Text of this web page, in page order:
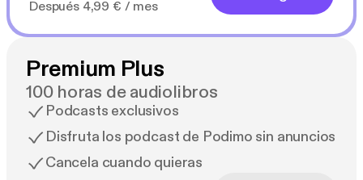
Después 4,99 € / mes
Premium Plus
100 horas de audiolibros
Podcasts exclusivos
Disfruta los podcast de Podimo sin anuncios
Cancela cuando quieras